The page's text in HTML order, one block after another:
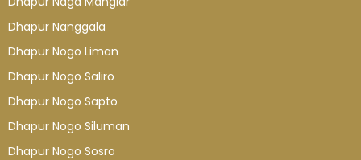
Dhapur Nanggala
Dhapur Nogo Liman
Dhapur Nogo Saliro
Dhapur Nogo Sapto
Dhapur Nogo Siluman
Dhapur Nogo Sosro